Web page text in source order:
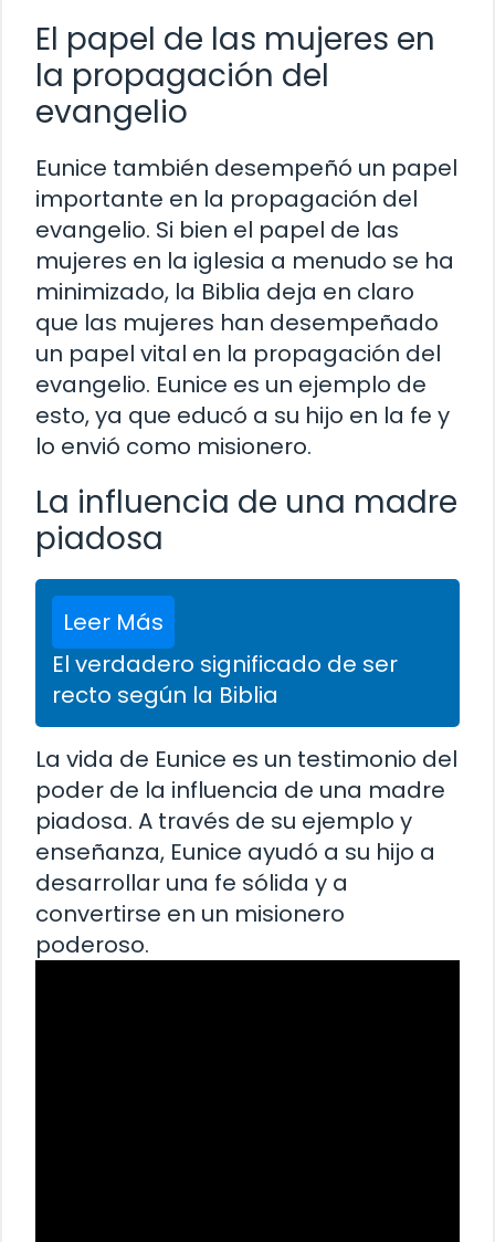
El papel de las mujeres en
la propagación del
evangelio
Eunice también desempeñó un papel
importante en la propagación del
evangelio. Si bien el papel de las
mujeres en la iglesia a menudo se ha
minimizado, la Biblia deja en claro
que las mujeres han desempeñado
un papel vital en la propagación del
evangelio. Eunice es un ejemplo de
esto, ya que educó a su hijo en la fe y
lo envió como misionero.
La influencia de una madre
piadosa
Leer Más
El verdadero significado de ser
recto según la Biblia
La vida de Eunice es un testimonio del
poder de la influencia de una madre
piadosa. A través de su ejemplo y
enseñanza, Eunice ayudó a su hijo a
desarrollar una fe sólida y a
convertirse en un misionero
poderoso.